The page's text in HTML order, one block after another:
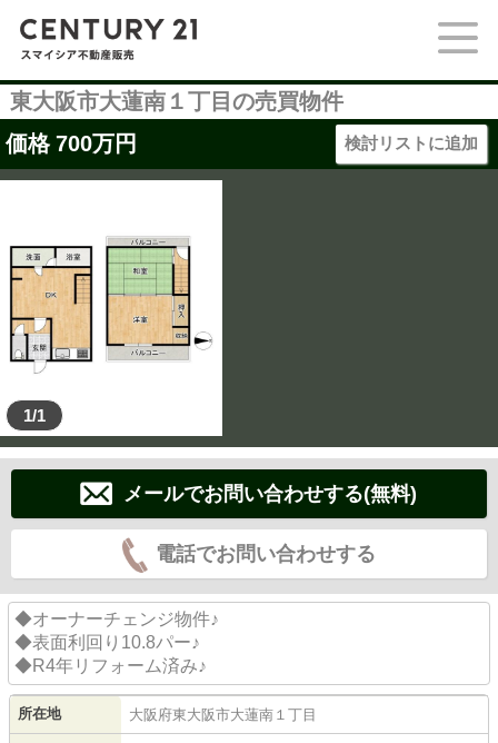
東大阪市大蓮南１丁目の売買物件
価格 700万円 検討リストに追加
1/1
メールでお問い合わせする(無料)
電話でお問い合わせする
◆オーナーチェンジ物件♪
◆表面利回り10.8パー♪
◆R4年リフォーム済み♪
所在地 大阪府東大阪市大蓮南 １丁目